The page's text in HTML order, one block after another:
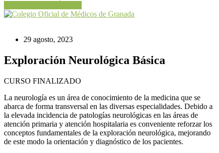
29 agosto, 2023
Exploración Neurológica Básica
CURSO FINALIZADO
La neurología es un área de conocimiento de la medicina que se
abarca de forma transversal en las diversas especialidades. Debido a
la elevada incidencia de patologías neurológicas en las áreas de
atención primaria y atención hospitalaria es conveniente reforzar los
conceptos fundamentales de la exploración neurológica, mejorando
de este modo la orientación y diagnóstico de los pacientes.